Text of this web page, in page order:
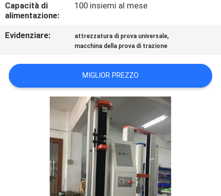
RICHIEDA
UNA
VR
SITEMAP
PRIVACY
Capacità di
alimentazione:
100 insiemi al mese
Evidenziare: attrezzatura di prova universale,
macchina della prova di trazione
MIGLIOR PREZZO